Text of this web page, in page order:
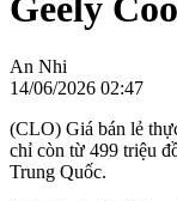
An Nhi
14/06/2026 02:47
(CLO) Giá bán lẻ
chỉ còn từ 499 triệu
Trung Quốc.